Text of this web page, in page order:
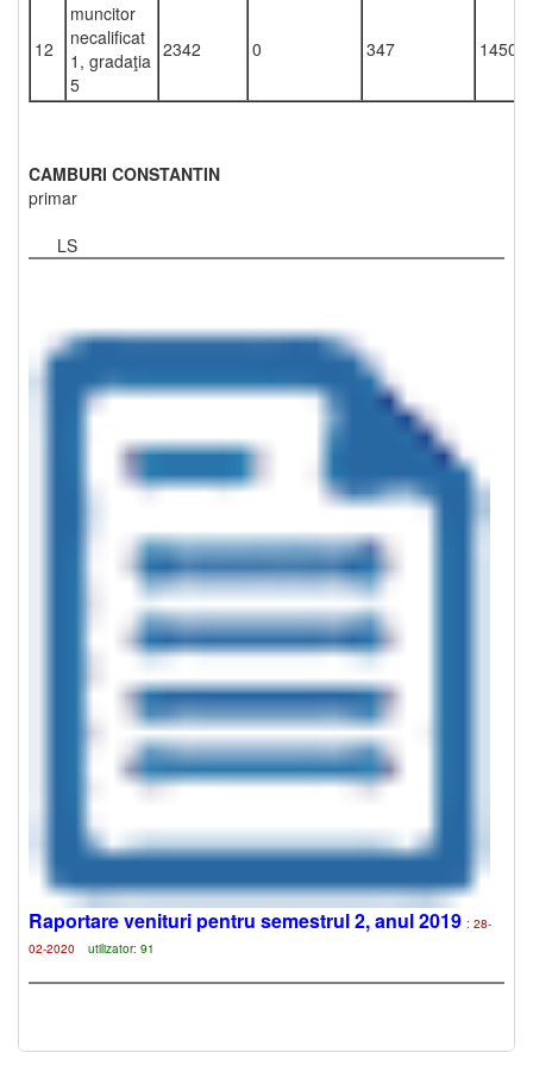
12
muncitor
necalificat
1, gradaţia
5
2342 0 347 1450
CAMBURI CONSTANTIN
primar
LS
Raportare venituri pentru semestrul 2, anul 2019 : 28-
02-2020
utilizator: 91